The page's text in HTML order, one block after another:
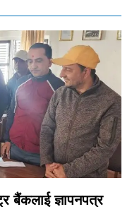
बैंकलाई ज्ञापनपत्र